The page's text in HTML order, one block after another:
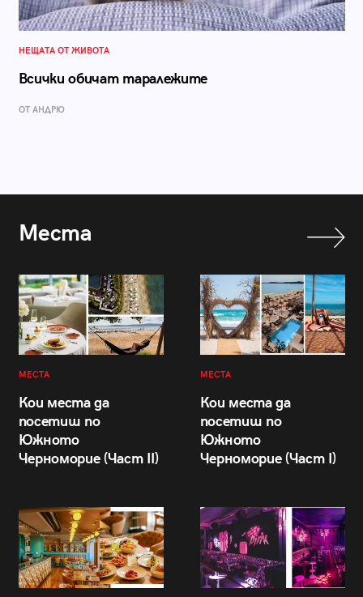
НЕЩАТА ОТ ЖИВОТА
Всички обичат таралежите
ОТ АНДРЮ
Места
МЕСТА
Кои места да
посетиш по
Южното
Черноморие (Част II)
МЕСТА
Кои места да
посетиш по
Южното
Черноморие (Част I)